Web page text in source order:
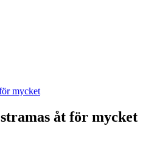
mycket
åt för mycket